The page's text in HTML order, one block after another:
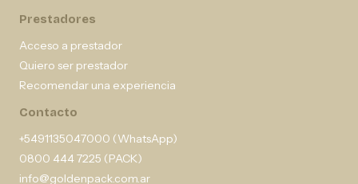
Prestadores
Acceso a prestador
Quiero ser prestador
Recomendar una experiencia
Contacto
+5491135047000 (WhatsApp)
0800 444 7225 (PACK)
info@goldenpack.com.ar